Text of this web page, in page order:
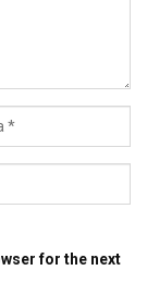
for the next